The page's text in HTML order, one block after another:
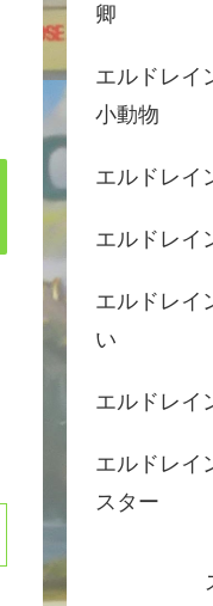
卿
エルドレイ
小動物
エルドレイ
エルドレイ
エルドレイ
い
エルドレイ
エルドレイ
スター